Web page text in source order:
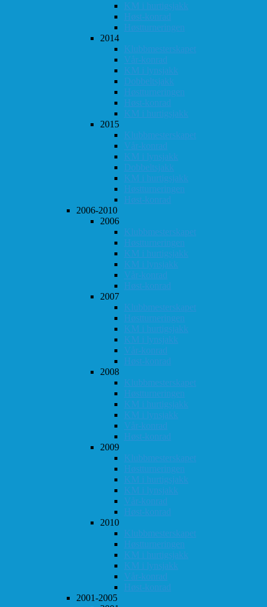
KM i hurtigsjakk
Høst-konrad
Høstturneringen
2014
Klubbmesterskapet
Vår-konrad
KM i lynsjakk
Dobbeltsjakk
Høstturneringen
Høst-konrad
KM i hurtigsjakk
2015
Klubbmesterskapet
Vår-konrad
KM i lynsjakk
Dobbeltsjakk
KM i hurtigsjakk
Høstturneringen
Høst-konrad
2006-2010
2006
Klubbmesterskapet
Høstturneringen
KM i hurtigsjakk
KM i lynsjakk
Vår-konrad
Høst-konrad
2007
Klubbmesterskapet
Høstturneringen
KM i hurtigsjakk
KM i lynsjakk
Vår-konrad
Høst-konrad
2008
Klubbmesterskapet
Høstturneringen
KM i hurtigsjakk
KM i lynsjakk
Vår-konrad
Høst-konrad
2009
Klubbmesterskapet
Høstturneringen
KM i hurtigsjakk
KM i lynsjakk
Vår-konrad
Høst-konrad
2010
Klubbmesterskapet
Høstturneringen
KM i hurtigsjakk
KM i lynsjakk
Vår-konrad
Høst-konrad
2001-2005